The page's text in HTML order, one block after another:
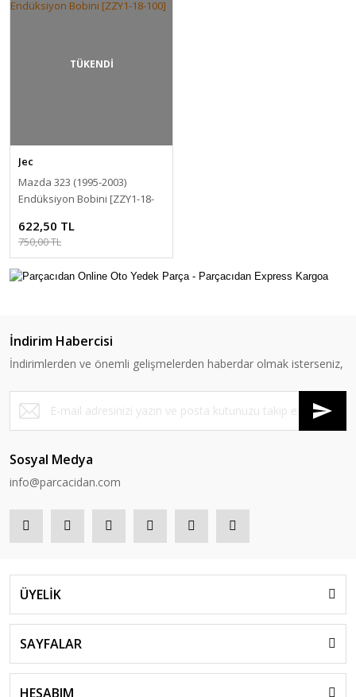
TÜKENDİ
Jec
Mazda 323 (1995-2003)
Endüksiyon Bobini [ZZY1-18-
622,50 TL
750,00 TL
İndirim Habercisi
İndirimlerden ve önemli gelişmelerden haberdar olmak isterseniz,
Sosyal Medya
info@parcacidan.com
ÜYELİK
SAYFALAR
HESABIM